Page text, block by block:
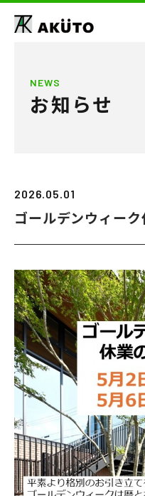
アクト建設の設計
クリニック開業支援
不動産情報
会社案内
メンテナンス
採用情報
お知らせ
公式Instagram
NEWS
お知らせ
2026.05.01
ゴールデンウィー